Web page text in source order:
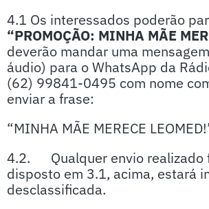
4.1 Os interessados poderão
“PROMOÇÃO: MINHA MÃE
deverão mandar uma
áudio) para o WhatsApp da
(62) 99841-0495 com nome
enviar a frase:
“MINHA MÃE MERECE
4.2. Qualquer envio realizado
disposto em 3.1, acima, estará
desclassificada.